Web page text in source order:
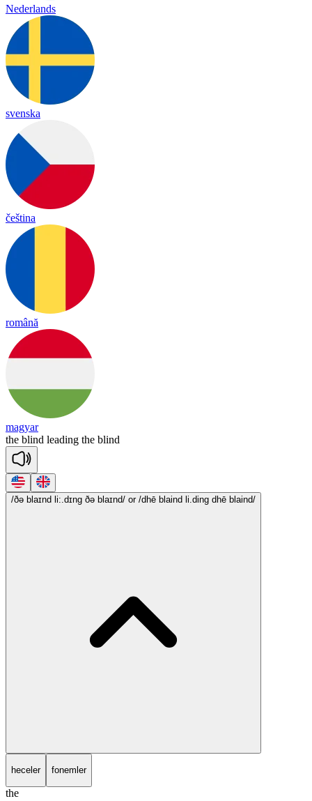
Nederlands
svenska
čeština
română
magyar
the blind leading the blind
/ðə blaɪnd li:.dɪng ðə blaɪnd/ or /dhē blaind li.ding dhē blaind/
heceler fonemler
the